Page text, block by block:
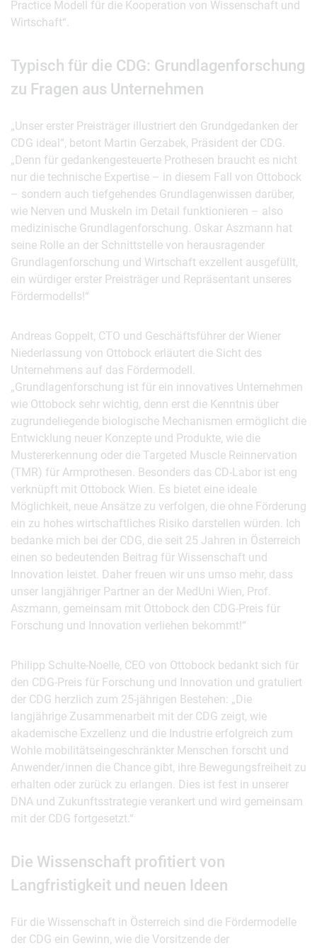
Practice Modell für die Kooperation von Wissenschaft und
Wirtschaft“.
Typisch für die CDG: Grundlagenforschung
zu Fragen aus Unternehmen
„Unser erster Preisträger illustriert den Grundgedanken der
CDG ideal“, betont Martin Gerzabek, Präsident der CDG.
„Denn für gedankengesteuerte Prothesen braucht es nicht
nur die technische Expertise – in diesem Fall von Ottobock
– sondern auch tiefgehendes Grundlagenwissen darüber,
wie Nerven und Muskeln im Detail funktionieren – also
medizinische Grundlagenforschung. Oskar Aszmann hat
seine Rolle an der Schnittstelle von herausragender
Grundlagenforschung und Wirtschaft exzellent ausgefüllt,
ein würdiger erster Preisträger und Repräsentant unseres
Fördermodells!“
Andreas Goppelt, CTO und Geschäftsführer der Wiener
Niederlassung von Ottobock erläutert die Sicht des
Unternehmens auf das Fördermodell.
„Grundlagenforschung ist für ein innovatives Unternehmen
wie Ottobock sehr wichtig, denn erst die Kenntnis über
zugrundeliegende biologische Mechanismen ermöglicht die
Entwicklung neuer Konzepte und Produkte, wie die
Mustererkennung oder die Targeted Muscle Reinnervation
(TMR) für Armprothesen. Besonders das CD-Labor ist eng
verknüpft mit Ottobock Wien. Es bietet eine ideale
Möglichkeit, neue Ansätze zu verfolgen, die ohne Förderung
ein zu hohes wirtschaftliches Risiko darstellen würden. Ich
bedanke mich bei der CDG, die seit 25 Jahren in Österreich
einen so bedeutenden Beitrag für Wissenschaft und
Innovation leistet. Daher freuen wir uns umso mehr, dass
unser langjähriger Partner an der MedUni Wien, Prof.
Aszmann, gemeinsam mit Ottobock den CDG-Preis für
Forschung und Innovation verliehen bekommt!“
Philipp Schulte-Noelle, CEO von Ottobock bedankt sich für
den CDG-Preis für Forschung und Innovation und gratuliert
der CDG herzlich zum 25-jährigen Bestehen: „Die
langjährige Zusammenarbeit mit der CDG zeigt, wie
akademische Exzellenz und die Industrie erfolgreich zum
Wohle mobilitätseingeschränkter Menschen forscht und
Anwender/innen die Chance gibt, ihre Bewegungsfreiheit zu
erhalten oder zurück zu erlangen. Dies ist fest in unserer
DNA und Zukunftsstrategie verankert und wird gemeinsam
mit der CDG fortgesetzt.“
Die Wissenschaft profitiert von
Langfristigkeit und neuen Ideen
Für die Wissenschaft in Österreich sind die Fördermodelle
der CDG ein Gewinn, wie die Vorsitzende der